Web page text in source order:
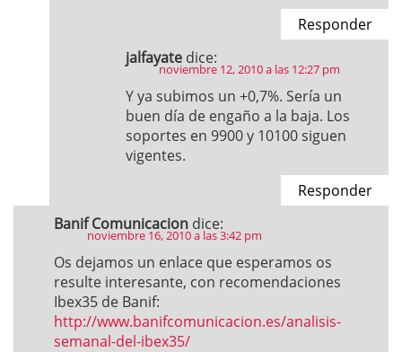
Responder
jalfayate dice:
noviembre 12, 2010 a las 12:27 pm
Y ya subimos un +0,7%. Sería un
buen día de engaño a la baja. Los
soportes en 9900 y 10100 siguen
vigentes.
Responder
Banif Comunicacion dice:
noviembre 16, 2010 a las 3:42 pm
Os dejamos un enlace que esperamos os
resulte interesante, con recomendaciones
Ibex35 de Banif:
http://www.banifcomunicacion.es/analisis-
semanal-del-ibex35/